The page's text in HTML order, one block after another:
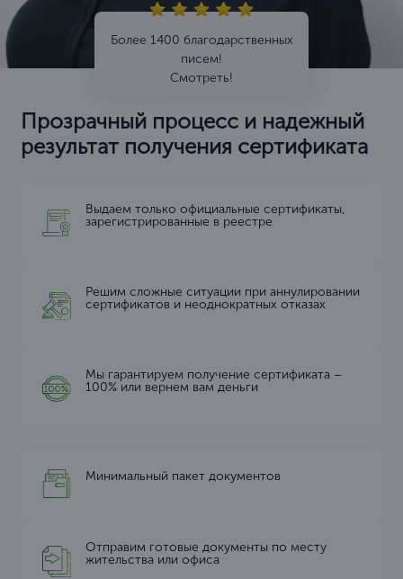
Более 1400 благодарственных
писем!
Смотреть!
Прозрачный процесс и надежный
результат получения сертификата
Выдаем только официальные сертификаты,
зарегистрированные в реестре
Решим сложные ситуации при аннулировании
сертификатов и неоднократных отказах
Мы гарантируем получение сертификата –
100% или вернем вам деньги
Минимальный пакет документов
Отправим готовые документы по месту
жительства или офиса